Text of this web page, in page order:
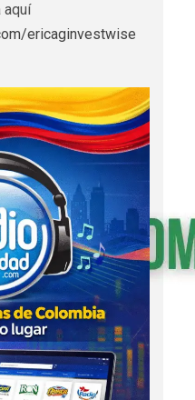
aquí
ericaginvestwise